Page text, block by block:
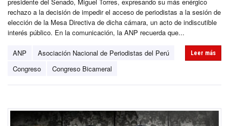
rechazo a la decisión de impedir el acceso de periodistas a la sesión de
elección de la Mesa Directiva de dicha cámara, un acto de indiscutible
interés público. En la comunicación, la ANP recuerda que...
ANP
Asociación Nacional de Periodistas del Perú
Congreso
Congreso Bicameral
Leer más